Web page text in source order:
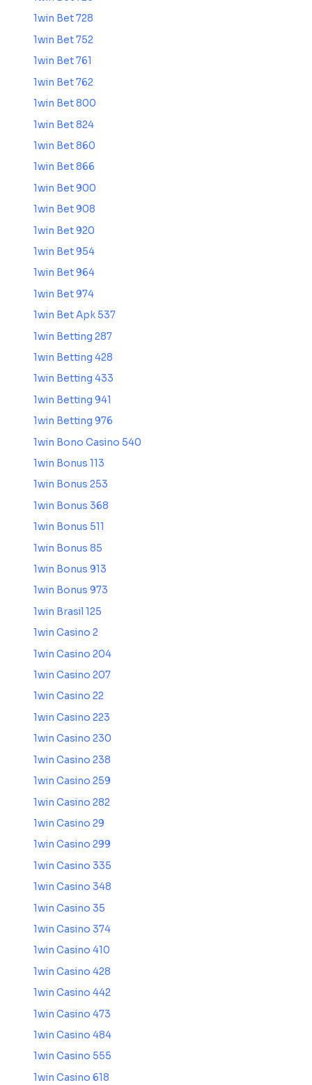
1win Bet 728
1win Bet 752
1win Bet 761
1win Bet 762
1win Bet 800
1win Bet 824
1win Bet 860
1win Bet 866
1win Bet 900
1win Bet 908
1win Bet 920
1win Bet 954
1win Bet 964
1win Bet 974
1win Bet Apk 537
1win Betting 287
1win Betting 428
1win Betting 433
1win Betting 941
1win Betting 976
1win Bono Casino 540
1win Bonus 113
1win Bonus 253
1win Bonus 368
1win Bonus 511
1win Bonus 85
1win Bonus 913
1win Bonus 973
1win Brasil 125
1win Casino 2
1win Casino 204
1win Casino 207
1win Casino 22
1win Casino 223
1win Casino 230
1win Casino 238
1win Casino 259
1win Casino 282
1win Casino 29
1win Casino 299
1win Casino 335
1win Casino 348
1win Casino 35
1win Casino 374
1win Casino 410
1win Casino 428
1win Casino 442
1win Casino 473
1win Casino 484
1win Casino 555
1win Casino 618